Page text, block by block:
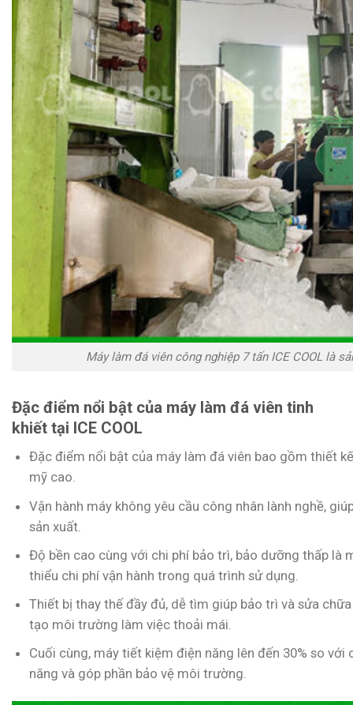
Máy làm đá viên công nghiệp 7 tấn ICE COOL là
Đặc điểm nổi bật của máy làm đá viên tinh
khiết tại ICE COOL
Đặc điểm nổi bật của máy làm đá viên bao gồm thiết
mỹ cao.
Vận hành máy không yêu cầu công nhân lành nghề,
sản xuất.
Độ bền cao cùng với chi phí bảo trì, bảo dưỡng thấp là
thiểu chi phí vận hành trong quá trình sử dụng.
Thiết bị thay thế đầy đủ, dễ tìm giúp bảo trì và sửa
tạo môi trường làm việc thoải mái.
Cuối cùng, máy tiết kiệm điện năng lên đến 30% so
năng và góp phần bảo vệ môi trường.